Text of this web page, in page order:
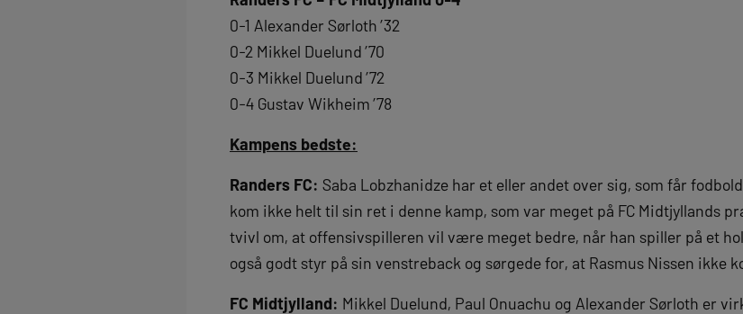
0-1 Alexander Sørloth ’32
0-2 Mikkel Duelund ’70
0-3 Mikkel Duelund ’72
0-4 Gustav Wikheim ’78
Kampens bedste:
Randers FC: Saba Lobzhanidze har et eller andet over sig, som får
kom ikke helt til sin ret i denne kamp, som var meget på FC Midtjyllands
tvivl om, at offensivspilleren vil være meget bedre, når han spiller på et
også godt styr på sin venstreback og sørgede for, at Rasmus Nissen ikke
FC Midtjylland: Mikkel Duelund, Paul Onuachu og Alexander Sørloth er